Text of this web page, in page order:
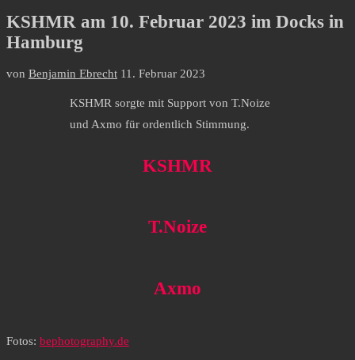
KSHMR am 10. Februar 2023 im Docks in
Hamburg
von Benjamin Ebrecht 11. Februar 2023
KSHMR sorgte mit Support von T.Noize
und Axmo für ordentlich Stimmung.
KSHMR
T.Noize
Axmo
Fotos: bephotography.de